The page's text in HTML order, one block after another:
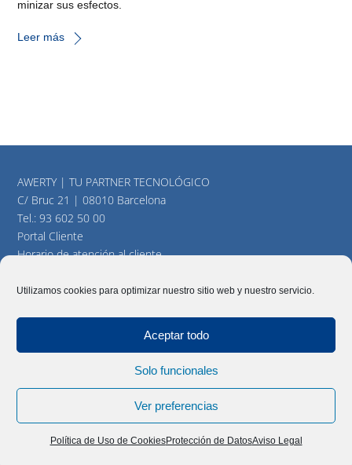
Utilizamos cookies para optimizar nuestro sitio web y nuestro servicio.
Aceptar todo
Solo funcionales
Ver preferencias
Política de Uso de CookiesProtección de DatosAviso Legal
minizar sus esfectos.
Leer más
AWERTY | TU PARTNER TECNOLÓGICO
C/ Bruc 21 | 08010 Barcelona
Tel.:93 602 50 00
Portal Cliente
Horario de atención al cliente
AWERTY Servicios Informáticos, S.L. Todos los derechos
Aviso Legal|Política y cookies